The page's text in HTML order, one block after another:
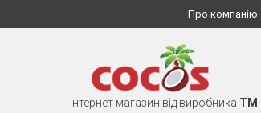
Про компанію
Інтернет магазин від виробника TM